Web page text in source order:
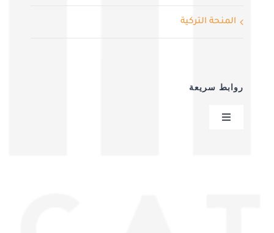
المنحة التركية
روابط سريعة
Toggle